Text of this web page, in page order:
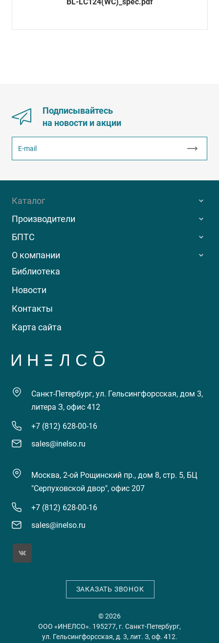
Подписывайтесь
на новости и акции
Каталог
Производители
БПТС
О компании
Библиотека
Новости
Контакты
Карта сайта
Санкт-Петербург, ул. Гельсингфорсская, дом 3,
литера З, офис 412
+7 (812) 628-00-16
sales@inelso.ru
Москва, 2-ой Рощинский пр., дом 8, стр. 5, БЦ
"Серпуховской двор", офис 207
+7 (812) 628-00-16
sales@inelso.ru
ЗАКАЗАТЬ ЗВОНОК
© 2026
ООО «ИНЕЛСО». 195277, г. Санкт-Петербург,
ул. Гельсингфорсская, д. 3, лит. З, оф. 412.